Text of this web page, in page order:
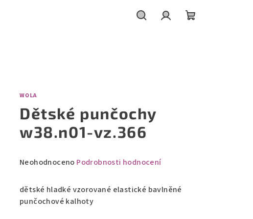
WOLA
Dětské punčochy
w38.n01-vz.366
Průměrné
produktu
0,0
Neohodnoceno Podrobnosti hodnocení
dětské hladké vzorované elastické bavlněné
punčochové kalhoty